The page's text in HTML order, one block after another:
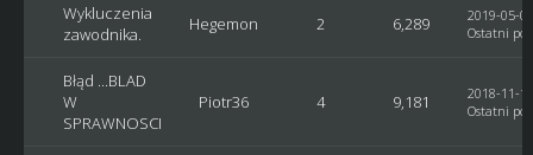
Wykluczenia
zawodnika.
Hegemon 2 6,289
2019-05-
Ostatni
Błąd ...BLAD
W
SPRAWNOSCI
Piotr36 4 9,181
2018-11-
Ostatni